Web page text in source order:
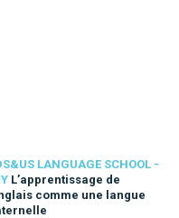
LANGUAGE SCHOOL -
L’apprentissage de
comme une langue